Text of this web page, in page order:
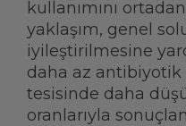
kullanımını
yaklaşım, genel
iyileştirilmesine
daha az antibiyotik
tesisinde daha
oranlarıyla